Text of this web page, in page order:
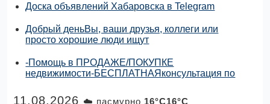
Доска объявлений Хабаровска в Telegram
Добрый деньВы, ваши друзья, коллеги или
просто хорошие люди ищут
-Помощь в ПРОДАЖЕ/ПОКУПКЕ
недвижимости-БЕСПЛАТНАЯконсультация по
11.08.2026 ☁️ пасмурно 16°C16°C